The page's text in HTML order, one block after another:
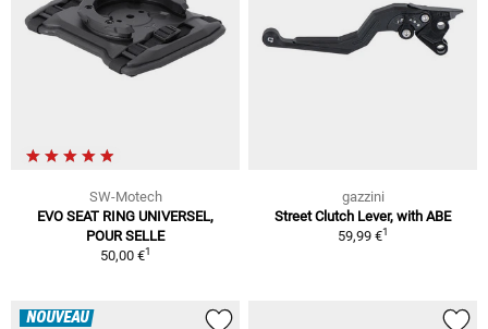
SW-Motech
EVO SEAT RING UNIVERSEL,
POUR SELLE
50,00 €1
gazzini
Street Clutch Lever, with ABE
59,99 €1
NOUVEAU